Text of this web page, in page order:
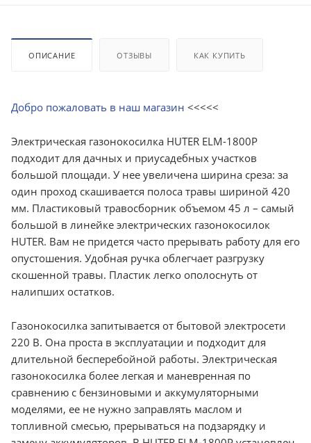
ОПИСАНИЕ ОТЗЫВЫ КАК КУПИТЬ
Добро пожаловать в наш магазин <<<<<
Электрическая газонокосилка HUTER ELM-1800P
подходит для дачных и приусадебных участков
большой площади. У нее увеличена ширина среза: за
один проход скашивается полоса травы шириной 420
мм. Пластиковый травосборник объемом 45 л – самый
большой в линейке электрических газонокосилок
HUTER. Вам не придется часто прерывать работу для его
опустошения. Удобная ручка облегчает разгрузку
скошенной травы. Пластик легко ополоснуть от
налипших остатков.
Газонокосилка запитывается от бытовой электросети
220 В. Она проста в эксплуатации и подходит для
длительной бесперебойной работы. Электрическая
газонокосилка более легкая и маневренная по
сравнению с бензиновыми и аккумуляторными
моделями, ее не нужно заправлять маслом и
топливной смесью, прерываться на подзарядку и